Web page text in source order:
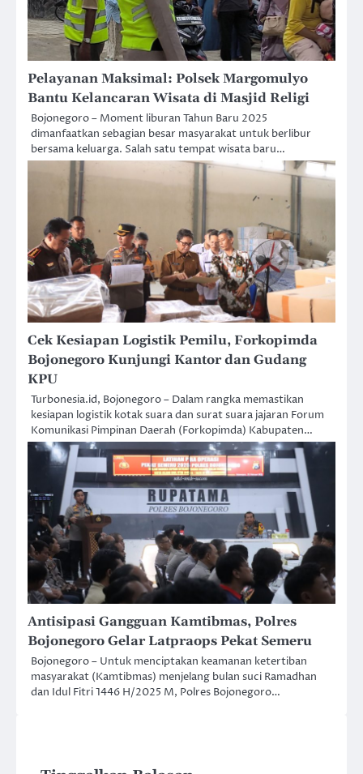
Pelayanan Maksimal: Polsek Margomulyo
Bantu Kelancaran Wisata di Masjid Religi
Bojonegoro – Moment liburan Tahun Baru 2025
dimanfaatkan sebagian besar masyarakat untuk berlibur
bersama keluarga. Salah satu tempat wisata baru…
Cek Kesiapan Logistik Pemilu, Forkopimda
Bojonegoro Kunjungi Kantor dan Gudang
KPU
Turbonesia.id, Bojonegoro – Dalam rangka memastikan
kesiapan logistik kotak suara dan surat suara jajaran Forum
Komunikasi Pimpinan Daerah (Forkopimda) Kabupaten…
Antisipasi Gangguan Kamtibmas, Polres
Bojonegoro Gelar Latpraops Pekat Semeru
Bojonegoro – Untuk menciptakan keamanan ketertiban
masyarakat (Kamtibmas) menjelang bulan suci Ramadhan
dan Idul Fitri 1446 H/2025 M, Polres Bojonegoro…